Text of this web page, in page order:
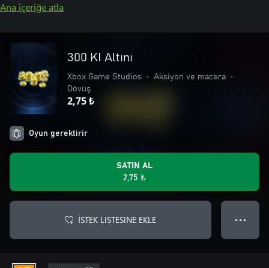
Ana içeriğe atla
300 KI Altını
Xbox Game Studios • Aksiyon ve macera
•
Dövüş
2,75 ₺
Oyun gerektirir
SATIN AL
2,75 ₺
İSTEK LISTESINE EKLE ● ● ●